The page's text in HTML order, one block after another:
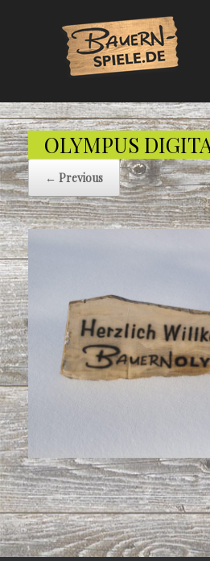
OLYMPUS
← Previous